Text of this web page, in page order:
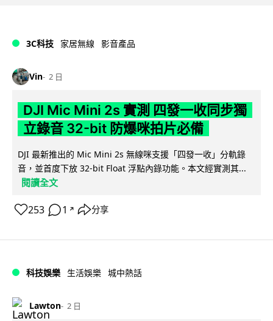
3C科技 家居無線 影音產品
Vin 2 日
DJI Mic Mini 2s 實測 四發一收同步獨
立錄音 32-bit 防爆咪拍片必備
DJI 最新推出的 Mic Mini 2s 無線咪支援「四發一收」分軌錄
音，並首度下放 32-bit Float 浮點內錄功能。本文經實測其...
閱讀全文
253 1 ↗ 分享
科技娛樂 生活娛樂 城中熱話
Lawton 2 日